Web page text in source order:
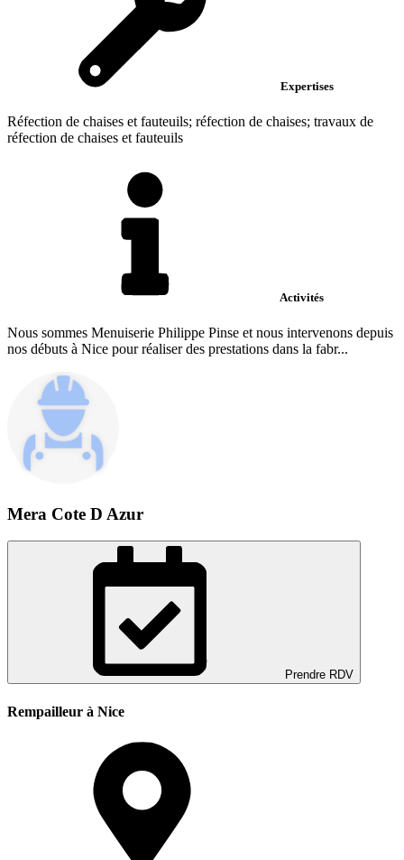
Expertises
Réfection de chaises et fauteuils; réfection de chaises; travaux de
réfection de chaises et fauteuils
Activités
Nous sommes Menuiserie Philippe Pinse et nous intervenons depuis
nos débuts à Nice pour réaliser des prestations dans la fabr...
Mera Cote D Azur
Prendre RDV
Rempailleur à Nice